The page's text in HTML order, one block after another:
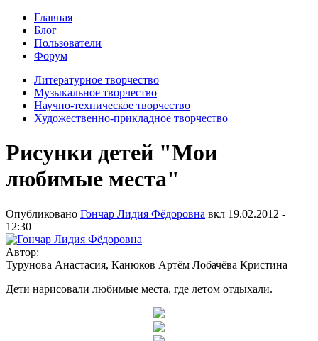
Главная
Блог
Пользователи
Форум
Литературное творчество
Музыкальное творчество
Научно-техническое творчество
Художественно-прикладное творчество
Рисунки детей "Мои
любимые места"
Опубликовано Гончар Лидия Фёдоровна вкл 19.02.2012 -
12:30
Автор:
Турунова Анастасия, Канюков Артём Лобачёва Кристина
Дети нарисовали любимые места, где летом отдыхали.